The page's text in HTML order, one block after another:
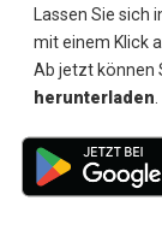
Lassen Sie
mit einem Klick
Ab jetzt können
herunterladen